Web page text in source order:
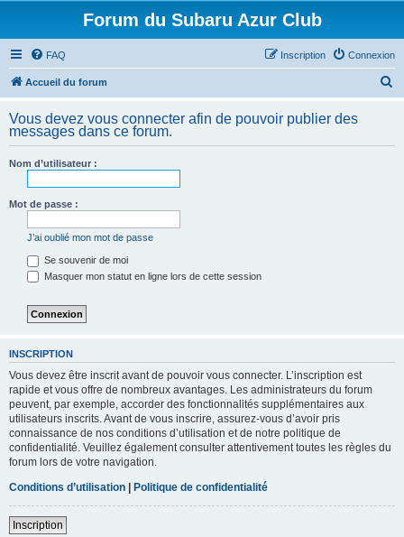
Forum du Subaru Azur Club
FAQ Connexion
Inscription
Accueil du forum
h
Vous devez vous connecter afin de pouvoir publier des
messages dans ce forum.
Nom d’utilisateur :
Mot de passe :
J’ai oublié mon mot de passe
Se souvenir de moi
Masquer mon statut en ligne lors de cette session
INSCRIPTION
Vous devez être inscrit avant de pouvoir vous connecter. L’inscription est
rapide et vous offre de nombreux avantages. Les administrateurs du forum
peuvent, par exemple, accorder des fonctionnalités supplémentaires aux
utilisateurs inscrits. Avant de vous inscrire, assurez-vous d’avoir pris
connaissance de nos conditions d’utilisation et de notre politique de
confidentialité. Veuillez également consulter attentivement toutes les règles du
forum lors de votre navigation.
Conditions d’utilisation | Politique de confidentialité
Inscription